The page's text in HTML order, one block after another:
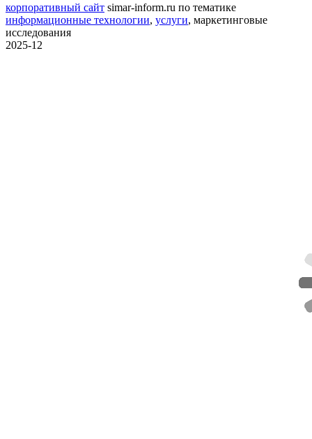
корпоративный сайт simar-inform.ru по тематике
информационные технологии, услуги, маркетинговые
исследования
2025-12